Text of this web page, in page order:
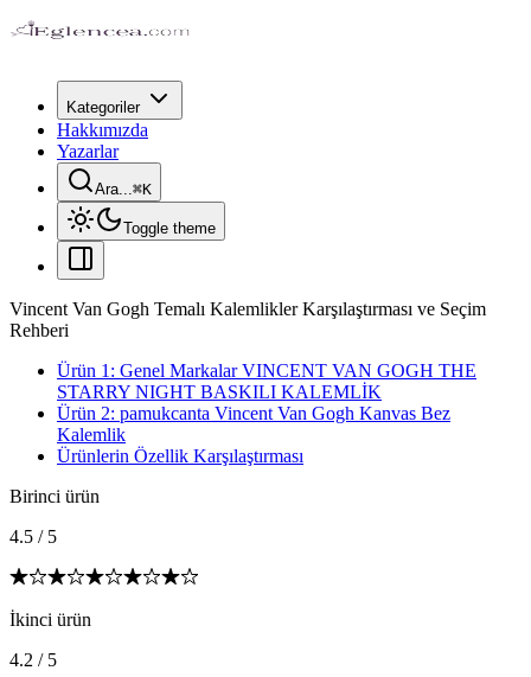
Kategoriler
Hakkımızda
Yazarlar
Ara...⌘K
Toggle theme
Vincent Van Gogh Temalı Kalemlikler Karşılaştırması ve Seçim
Rehberi
Ürün 1: Genel Markalar VINCENT VAN GOGH THE
STARRY NIGHT BASKILI KALEMLİK
Ürün 2: pamukcanta Vincent Van Gogh Kanvas Bez
Kalemlik
Ürünlerin Özellik Karşılaştırması
Birinci ürün
4.5 / 5
İkinci ürün
4.2 / 5